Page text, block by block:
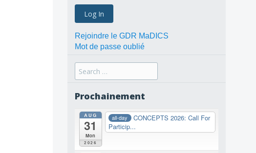
Rejoindre le GDR MaDICS
Mot de passe oublié
Search
for:
Prochainement
AUG
31
Mon
2026
all-day
CONCEPTS 2026: Call For
Particip...